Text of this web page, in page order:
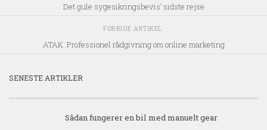
Det gule sygesikringsbevis’ sidste rejse
FORRIGE ARTIKEL
ATAK: Professionel rådgivning om online marketing
SENESTE ARTIKLER
Sådan fungerer en bil med manuelt gear